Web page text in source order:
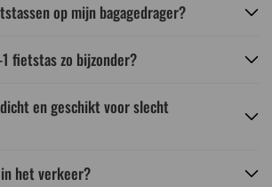
op mijn bagagedrager?
fietstas zo bijzonder?
en geschikt voor slecht
het verkeer?